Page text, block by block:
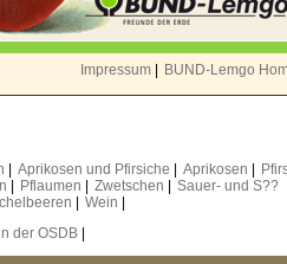
Impressum BUND-Lemgo
Aprikosen und Pfirsiche Aprikosen
Pflaumen Zwetschen
Sauer- und S??
Wein
der OSDB